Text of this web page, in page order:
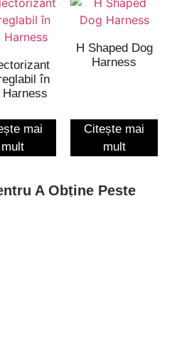
în
Harness
mai
mult
H Shaped Dog
Harness
Citește mai
mult
A Obține Peste